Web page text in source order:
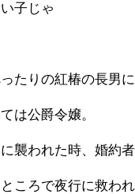
子じゃ
たりの紅椿の長男
は公爵令嬢。
襲われた時、婚約
ころで夜行に救わ